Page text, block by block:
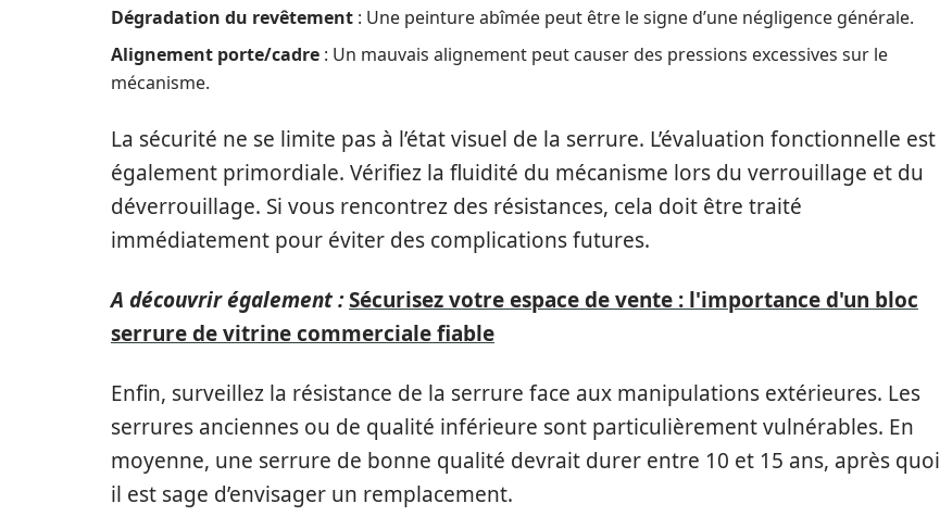
Dégradation du revêtement : Une peinture abîmée peut être le signe d’une négligence générale.
Alignement porte/cadre : Un mauvais alignement peut causer des pressions excessives sur le
mécanisme.
La sécurité ne se limite pas à l’état visuel de la serrure. L’évaluation fonctionnelle est
également primordiale. Vérifiez la fluidité du mécanisme lors du verrouillage et du
déverrouillage. Si vous rencontrez des résistances, cela doit être traité
immédiatement pour éviter des complications futures.
A découvrir également :Sécurisez votre espace de vente : l'importance d'un bloc
serrure de vitrine commerciale fiable
Enfin, surveillez la résistance de la serrure face aux manipulations extérieures. Les
serrures anciennes ou de qualité inférieure sont particulièrement vulnérables. En
moyenne, une serrure de bonne qualité devrait durer entre 10 et 15 ans, après quoi
il est sage d’envisager un remplacement.